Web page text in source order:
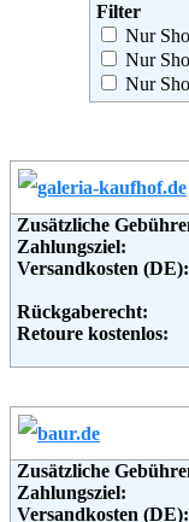
Filter
Nur
Nur
Nur
Zusätzliche
Zahlungsziel:
Versandkosten (DE):
Rückgaberecht:
Retoure kostenlos:
Weitere
Adresse:
Zusätzliche
Zahlungsziel:
Versandkosten (DE):